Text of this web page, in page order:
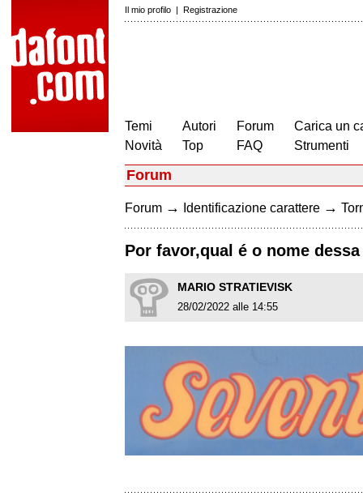
Il mio profilo | Registrazione
Temi
Novità
Autori
Top
Forum
FAQ
Carica un
Strumenti
Forum
Forum → Identificazione carattere →
Por favor,qual é o nome
MARIO STRATIEVISK
28/02/2022 alle 14:55